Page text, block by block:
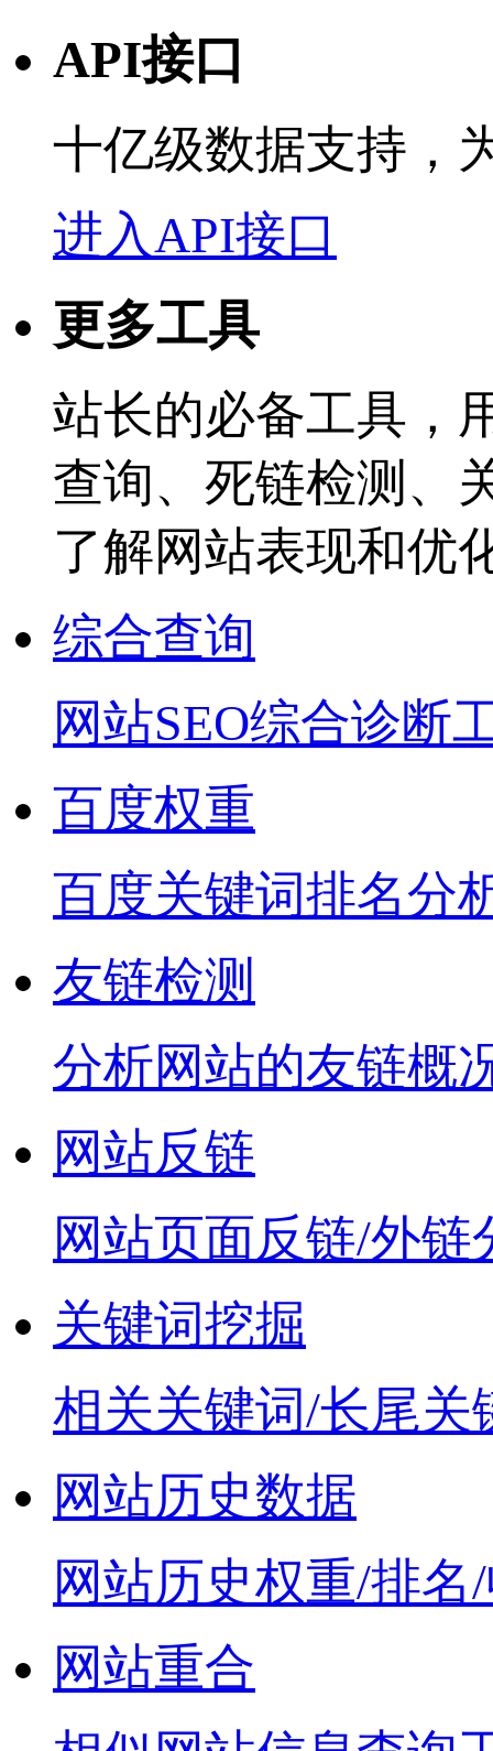
API接口
十亿级数据支持，
进入API接口
更多工具
站长的必备工具，
查询、死链检测、
了解网站表现和优
综合查询
网站SEO综合诊断
百度权重
百度关键词排名分
友链检测
分析网站的友链概
网站反链
网站页面反链/外链
关键词挖掘
相关关键词/长尾关
网站历史数据
网站历史权重/排名
网站重合